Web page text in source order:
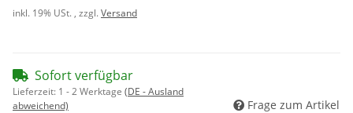
inkl. 19% USt. , zzgl.Versand
Sofort verfügbar
Lieferzeit: 1 - 2 Werktage (DE - Ausland
abweichend)
Frage zum Artikel